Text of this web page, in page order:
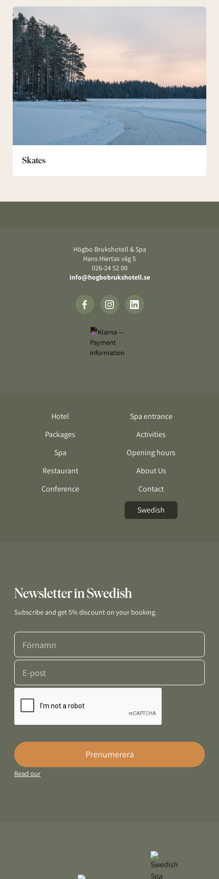
Skates
Skates
Högbo Brukshotell & Spa
Hans Hiertas väg 5
‍026-24 52 00
info@hogbobrukshotell.se
Hotel
Packages
Spa
Restaurant
Conference
Spa entrance
Activities
Opening hours
About Us
Contact
Swedish
Newsletter in Swedish
Subscribe and get 5% discount on your booking.
Prenumerera
Read our